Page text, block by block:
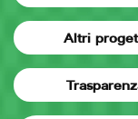
Altri